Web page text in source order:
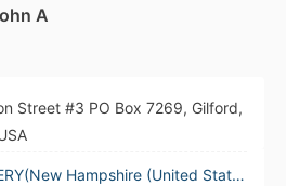
A
Street #3 PO Box 7269, Gilford,
Hampshire (United State